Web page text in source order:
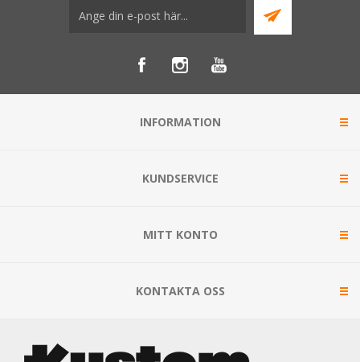
INFORMATION
KUNDSERVICE
MITT KONTO
KONTAKTA OSS